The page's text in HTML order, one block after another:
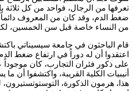
تعرفها من الرجال، فواحد من كل ثلاثة
ضغط الدم، وقد كان من المعروف دائماً
من النساء خاصة قبل سن الخمسين،
قام الباحثون في جامعة سيسيناتي
اعتقدوا أن له دوراً في ارتفاع ضغط
على ذكور فئران التجارب، كان
أنيبيات الكلية القريبة، واكتشفوا أن